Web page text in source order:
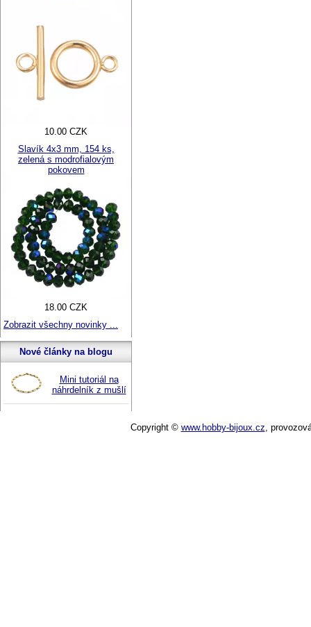
10.00 CZK
Slavík 4x3 mm, 154 ks,
zelená s modrofialovým
pokovem
18.00 CZK
Zobrazit všechny novinky ...
Nové články na blogu
Mini tutoriál na
náhrdelník z mušlí
Copyright © www.hobby-bijoux.cz